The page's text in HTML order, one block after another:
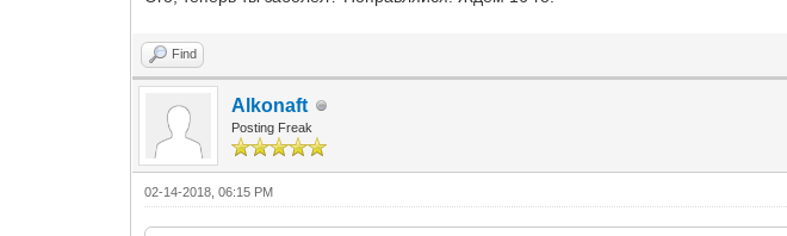
Find
Alkonaft
Posting Freak
02-14-2018, 06:15 PM